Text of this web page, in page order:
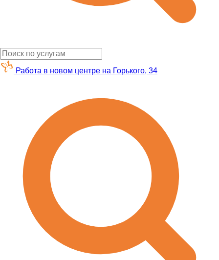
Работа в новом центре на Горького, 34